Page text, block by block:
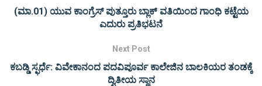
(ಮಾ.01) ಯುವ ಕಾಂಗ್ರೆಸ್ ಪುತ್ತೂರು ಬ್ಲಾಕ್ ವತಿಯಿಂದ ಗಾಂಧಿ ಕಟ್ಟೆಯ
ಎದುರು ಪ್ರತಿಭಟನೆ
Next Post
ಕಬಡ್ಡಿ ಸ್ಫರ್ಧೆ: ವಿವೇಕಾನಂದ ಪದವಿಪೂರ್ವ ಕಾಲೇಜಿನ ಬಾಲಕಿಯರ ತಂಡಕ್ಕೆ
ದ್ವಿತೀಯ ಸ್ಥಾನ